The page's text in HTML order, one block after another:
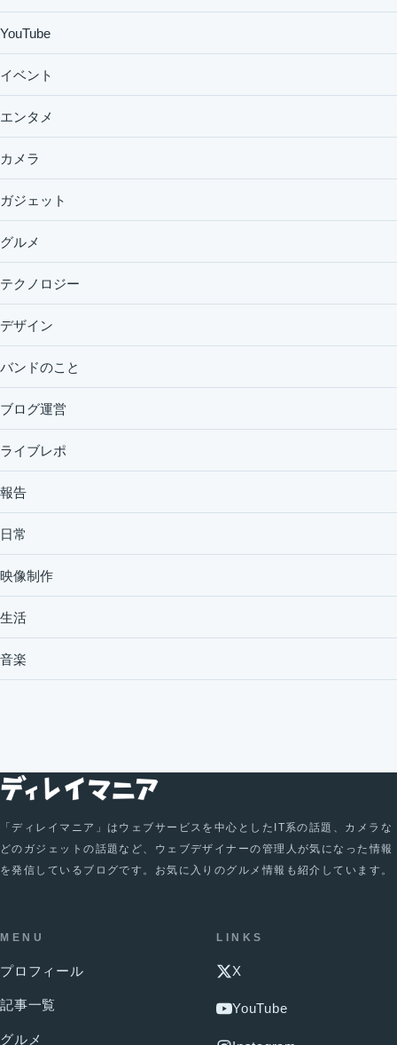
YouTube
イベント
エンタメ
カメラ
ガジェット
グルメ
テクノロジー
デザイン
バンドのこと
ブログ運営
ライブレポ
報告
日常
映像制作
生活
音楽
「ディレイマニア」はウェブサービスを中心としたIT系の話題、カメラな
どのガジェットの話題など、ウェブデザイナーの管理人が気になった情報
を発信しているブログです。お気に入りのグルメ情報も紹介しています。
MENU
プロフィール
記事一覧
グルメ
LINKS
X
YouTube